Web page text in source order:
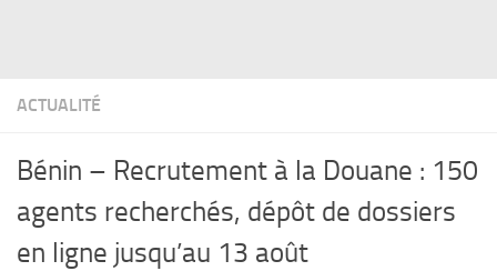
ACTUALITÉ
Bénin – Recrutement à la Douane : 150
agents recherchés, dépôt de dossiers
en ligne jusqu’au 13 août